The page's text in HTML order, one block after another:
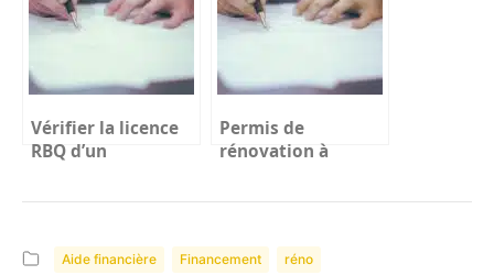
Vérifier la licence
RBQ d’un
Québec en 2026
Permis de
rénovation à
complet des 19
(2026)
Aide financière Financement réno